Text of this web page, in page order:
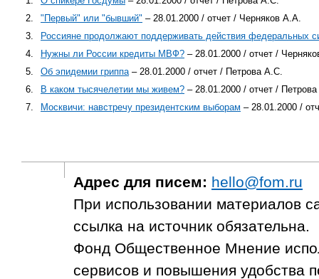
2.
"Первый" или "бывший" – 28.01.2000 / отчет / Черняков А.А.
3.
Россияне продолжают поддерживать действия федеральных
4.
Нужны ли России кредиты МВФ? – 28.01.2000 / отчет /
5.
Об эпидемии гриппа – 28.01.2000 / отчет / Петрова А.С.
6.
В каком тысячелетии мы живем? – 28.01.2000 / отчет /
7.
Москвичи: навстречу президентским выборам – 28.01.2000 /
Адрес для писем: hello@fom.ru
При использовании материалов
ссылка на источник обязательна.
Фонд Общественное Мнение
сервисов и повышения удобства